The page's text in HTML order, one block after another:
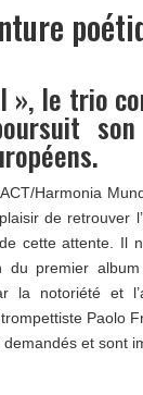
», le trio
Harmonia
de retrouver
cette attente. Il
du premier
la notoriété et
Paolo
et sont